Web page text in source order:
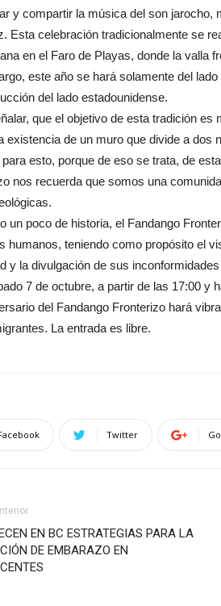
y compartir la música del son
Esta celebración tradicionalmente se
en el Faro de Playas, donde la valla
este año se hará solamente del
del lado estadounidense.
que el objetivo de esta tradición
existencia de un muro que divide a
para esto, porque de eso se trata, de
nos recuerda que somos una
un poco de historia, el Fandango
humanos, teniendo como propósito el
y la divulgación de sus
7 de octubre, a partir de las 17:00 y
del Fandango Fronterizo hará
La entrada es libre.
Twitter
EN BC ESTRATEGIAS PARA LA
DE EMBARAZO EN